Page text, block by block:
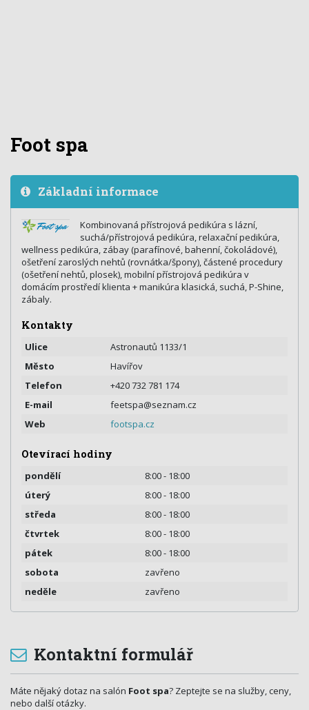
Foot spa
Základní informace
Kombinovaná přístrojová pedikúra s lázní,
suchá/přístrojová pedikúra, relaxační pedikúra,
wellness pedikúra, zábay (parafínové, bahenní, čokoládové),
ošetření zaroslých nehtů (rovnátka/špony), částené procedury
(ošetření nehtů, plosek), mobilní přístrojová pedikúra v
domácím prostředí klienta + manikúra klasická, suchá, P-Shine,
zábaly.
Kontakty
Ulice
Astronautů 1133/1
Město
Havířov
Telefon
+420 732 781 174
E-mail
feetspa@seznam.cz
Web
footspa.cz
Otevírací hodiny
pondělí
8:00 - 18:00
úterý
8:00 - 18:00
středa
8:00 - 18:00
čtvrtek
8:00 - 18:00
pátek
8:00 - 18:00
sobota
zavřeno
neděle
zavřeno
Kontaktní formulář
Máte nějaký dotaz na salón Foot spa? Zeptejte se na služby, ceny,
nebo další otázky.